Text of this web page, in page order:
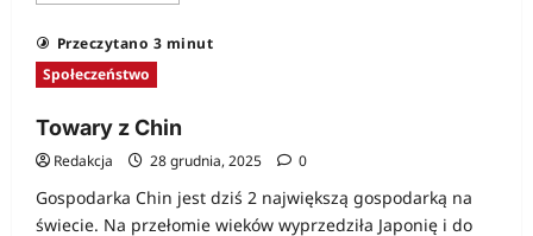
Koszmar
Przeczytano 3 minut
Społeczeństwo
Towary z Chin
Redakcja 28 grudnia, 2025 0
Gospodarka Chin jest dziś 2 największą gospodarką na
świecie. Na przełomie wieków wyprzedziła Japonię i do